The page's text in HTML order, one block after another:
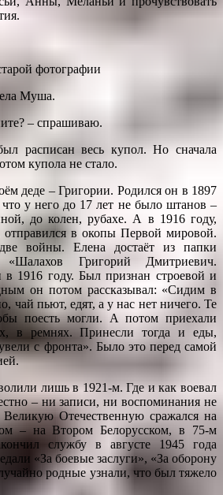
фотографии
Муша.
– спрашиваю.
расписан весь купол. Но сначала
купола не стало.
деде – Григории. Родился он в 1897
у него до 17 лет не было штанов –
до колен, рубахе. А в 1916 году,
отправился в окопы Первой мировой.
войны. Елена достаёт из папки
«Шалахов Григорий Дмитриевич.
1916 году. Был признан строевой и
он потом рассказывал: «Сидим в
чай пьют, едят, а у нас нет ничего. Те
поесть могли. А потом приехали
в ремнях. Принесли тогда и еды,
с фронта». Было это перед самой
лишь в 1921-м. Где и как воевал
– ни записи, ни воспоминания не
Отечественную сражался на
– на Втором Белорусском, в 75-м
службу в августе 1945 года
«За боевые заслуги», «За оборону
родные узнали, что был тяжело